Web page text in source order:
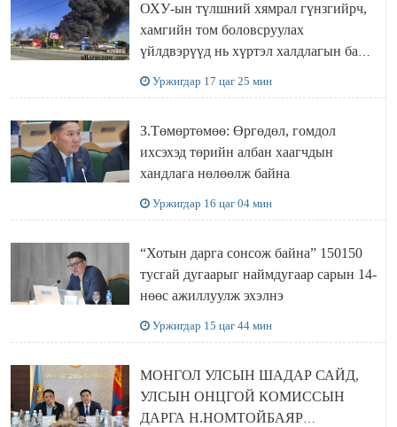
ОХУ-ын түлшний хямрал гүнзгийрч,
хамгийн том боловсруулах
үйлдвэрүүд нь хүртэл халдлагын бай
Уржигдар 17 цаг 25 мин
З.Төмөртөмөө: Өргөдөл, гомдол
ихсэхэд төрийн албан хаагчдын
хандлага нөлөөлж байна
Уржигдар 16 цаг 04 мин
“Хотын дарга сонсож байна” 150150
тусгай дугаарыг наймдугаар сарын 14-
нөөс ажиллуулж эхэлнэ
Уржигдар 15 цаг 44 мин
МОНГОЛ УЛСЫН ШАДАР САЙД,
УЛСЫН ОНЦГОЙ КОМИССЫН
ДАРГА Н.НОМТОЙБАЯР